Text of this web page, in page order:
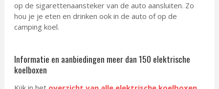
op de sigarettenaansteker van de auto aansluiten. Zo
hou je je eten en drinken ook in de auto of op de
camping koel.
Informatie en aanbiedingen meer dan 150 elektrische
koelboxen